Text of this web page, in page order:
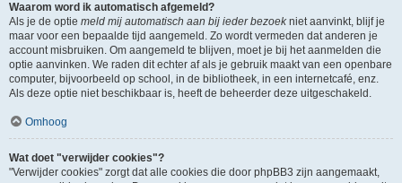
Waarom word ik automatisch afgemeld?
Als je de optie meld mij automatisch aan bij ieder bezoekniet aanvinkt, blijf je
maar voor een bepaalde tijd aangemeld. Zo wordt vermeden dat anderen je
account misbruiken. Om aangemeld te blijven, moet je bij het aanmelden die
optie aanvinken. We raden dit echter af als je gebruik maakt van een openbare
computer, bijvoorbeeld op school, in de bibliotheek, in een internetcafé, enz.
Als deze optie niet beschikbaar is, heeft de beheerder deze uitgeschakeld.
Omhoog
Wat doet "verwijder cookies"?
"Verwijder cookies" zorgt dat alle cookies die door phpBB3 zijn aangemaakt,